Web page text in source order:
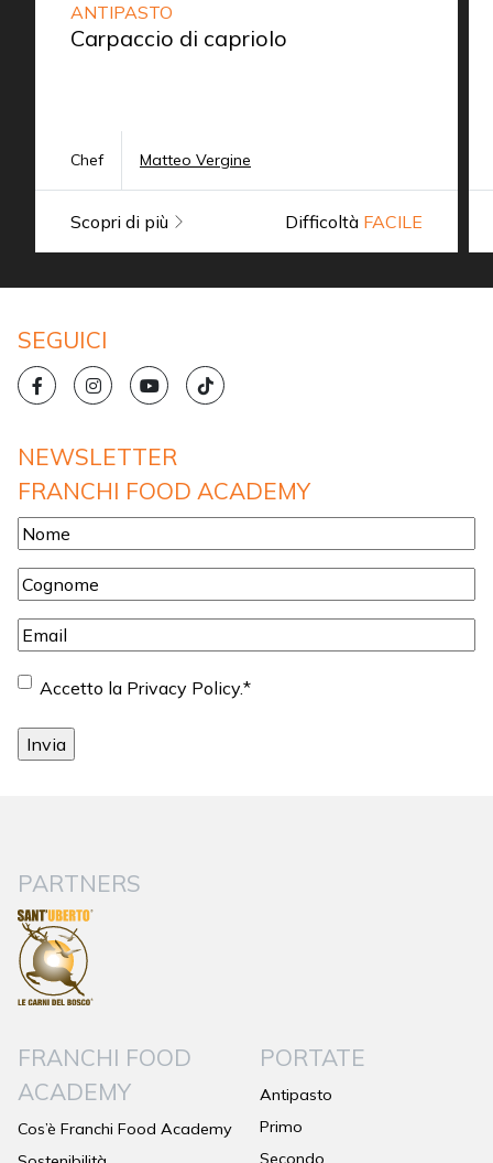
ANTIPASTO
Carpaccio di capriolo
Chef Matteo Vergine
Scopri di più Difficoltà FACILE
SEGUICI
NEWSLETTER
FRANCHI FOOD ACADEMY
Nome*
Cognome*
Email*
Consenso*
Accetto la Privacy Policy.*
PARTNERS
FRANCHI FOOD
ACADEMY
Cos’è Franchi Food Academy
PORTATE
Antipasto
Primo
Secondo